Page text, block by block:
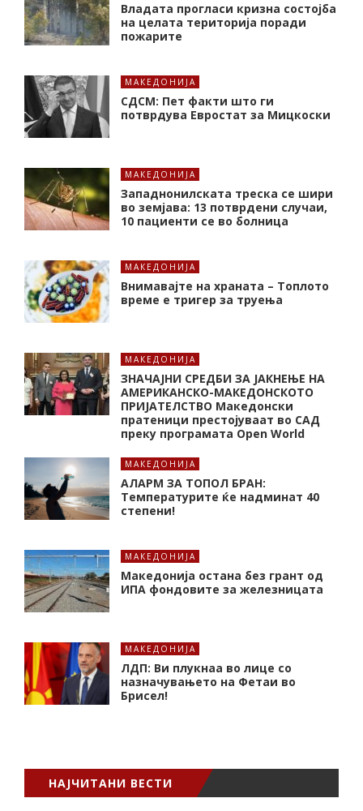
Владата прогласи кризна состојба
на целата територија поради
пожарите
МАКЕДОНИЈА
СДСМ: Пет факти што ги
потврдува Евростат за Мицкоски
МАКЕДОНИЈА
Западнонилската треска се шири
во земјава: 13 потврдени случаи,
10 пациенти се во болница
МАКЕДОНИЈА
Внимавајте на храната – Топлото
време е тригер за труења
МАКЕДОНИЈА
ЗНАЧАЈНИ СРЕДБИ ЗА ЈАКНЕЊЕ НА
АМЕРИКАНСКО-МАКЕДОНСКОТО
ПРИЈАТЕЛСТВО Македонски
пратеници престојуваат во САД
преку програмата Open World
МАКЕДОНИЈА
АЛАРМ ЗА ТОПОЛ БРАН:
Tемпературите ќе надминат 40
степени!
МАКЕДОНИЈА
Македонија остана без грант од
ИПА фондовите за железницата
МАКЕДОНИЈА
ЛДП: Ви плукнаа во лице со
назначувањето на Фетаи во
Брисел!
НАЈЧИТАНИ ВЕСТИ